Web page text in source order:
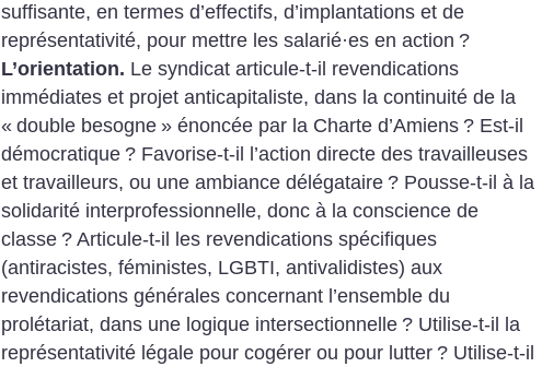
suffisante, en termes d’effectifs, d’implantations et de
représentativité, pour mettre les salarié·es en action ?
L’orientation. Le syndicat articule-t-il revendications
immédiates et projet anticapitaliste, dans la continuité de la
« double besogne » énoncée par la Charte d’Amiens ? Est-il
démocratique ? Favorise-t-il l’action directe des travailleuses
et travailleurs, ou une ambiance délégataire ? Pousse-t-il à la
solidarité interprofessionnelle, donc à la conscience de
classe ? Articule-t-il les revendications spécifiques
(antiracistes, féministes, LGBTI, antivalidistes) aux
revendications générales concernant l’ensemble du
prolétariat, dans une logique intersectionnelle ? Utilise-t-il la
représentativité légale pour cogérer ou pour lutter ? Utilise-t-il